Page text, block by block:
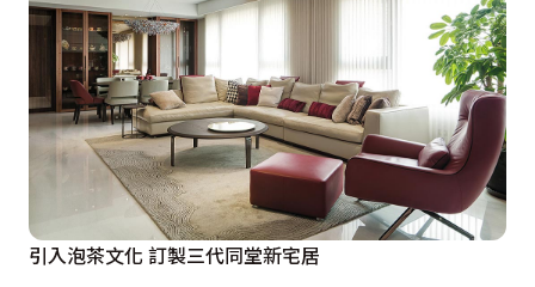
引入泡茶文化 訂製三代同堂新宅居